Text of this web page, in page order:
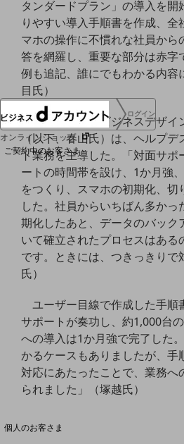
広告・協賛
NTTドコモグループ
ログイン
オンラインショップ
ご契約中のお客さま
サービス別サポート情報
ご契約中サービスの一元管理
Web明細(ビリングステーション)
料金分析(ご利用料金管理サービス)
個人のお客さま
タンダードプラン」の導入を
りやすい導入手順書を作成、全
マホの操作に不慣れな社員から
答を網羅し、重要な部分は赤字
例も追記、誰にでもわかる内容
目氏）
馬目氏と同じビジネスデザイ
（以下、春山氏）は、ヘルプデ
ト業務を主導した。「対面サポ
ートの時間帯を設け、1か月強
をつくり、スマホの初期化、切
した。社員からいちばん多か
期化したあと、データのバック
いて確立されたプロセスはある
です。ときには、つきっきりで
氏）
ユーザー目線で作成した手順
サポートが奏功し、約1,000台
への導入は1か月強で完了した
かるケースもありましたが、手
対応にあたったことで、業務へ
られました」（塚越氏）